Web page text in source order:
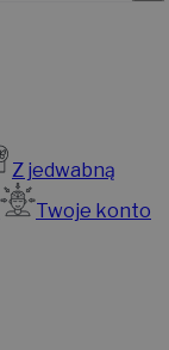
Z jedwabną
Twoje konto